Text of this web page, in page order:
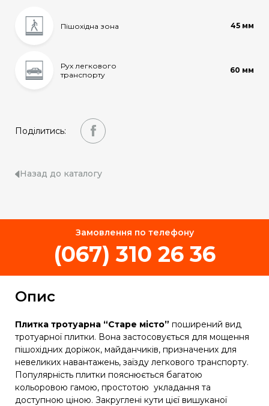
Пішохідна зона 45 мм
Рух легкового
транспорту
60 мм
Назад до каталогу
Поділитись:
Замовлення по телефону
(067) 310 26 36
Опис
Плитка тротуарна “Старе місто” поширений вид
тротуарної плитки. Вона застосовується для мощення
пішохідних доріжок, майданчиків, призначених для
невеликих навантажень, заїзду легкового транспорту.
Популярність плитки пояснюється багатою
кольоровою гамою, простотою укладання та
доступною ціною. Закруглені кути цієї вишуканої